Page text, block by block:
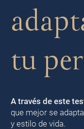
tu
A través de este
que mejor se
y estilo de vida.